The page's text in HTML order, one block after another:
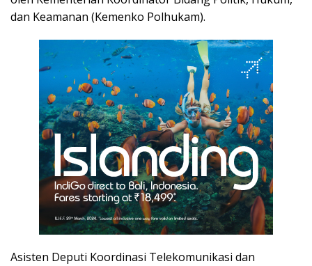
dan Keamanan (Kemenko Polhukam).
Asisten Deputi Koordinasi Telekomunikasi dan